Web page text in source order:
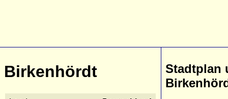
Birkenhördt
Stadtplan